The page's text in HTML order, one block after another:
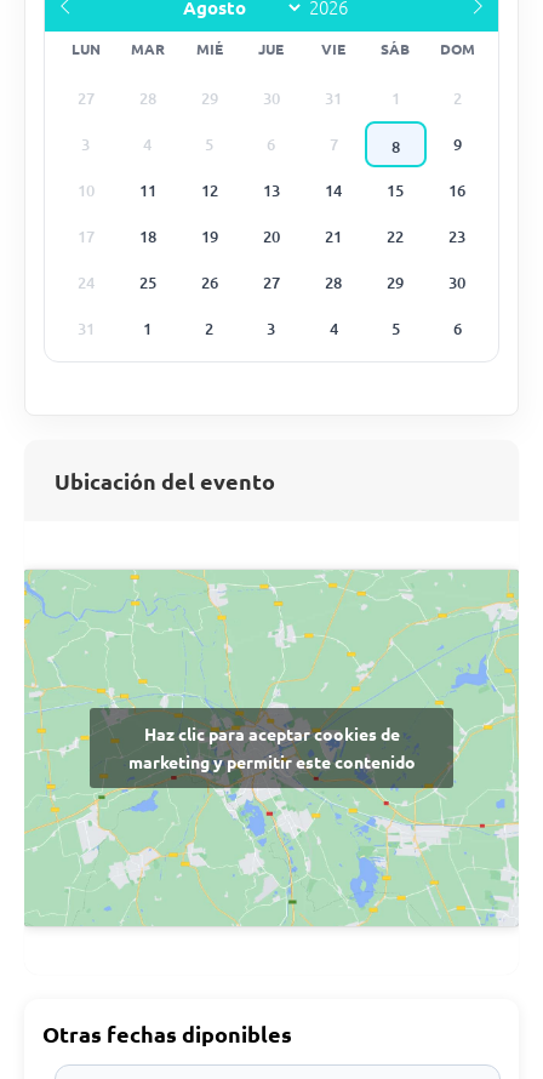
LUN MAR MIÉ JUE VIE SÁB DOM
27 28 29 30 31 1 2
3 4 5 6 7 8 9
10 11 12 13 14 15 16
17 18 19 20 21 22 23
24 25 26 27 28 29 30
31 1 2 3 4 5 6
Ubicación del evento
Haz clic para aceptar cookies de
marketing y permitir este contenido
Otras fechas diponibles